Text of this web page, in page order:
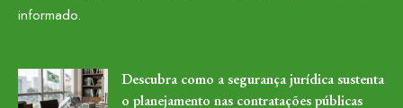
informado.
Descubra como a segurança jurídica sustenta
o planejamento nas contratações públicas